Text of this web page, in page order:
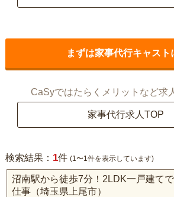
まずは家事代行キャスト
CaSyではたらくメリットなど求
家事代行求人TOP
検索結果： 1件 (1〜1件を表示しています)
沼南駅から徒歩7分！2LDK一戸建て
仕事（埼玉県上尾市）